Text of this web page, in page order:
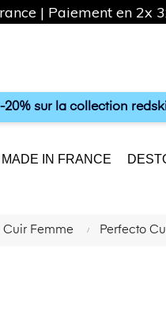
20% sur la collection
MADE IN FRANCE
Cuir Femme Perfecto
| Paiement en 2x